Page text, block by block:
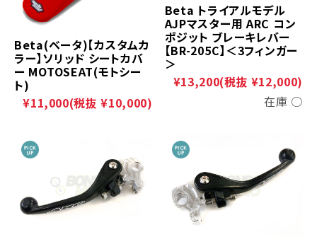
Beta(ベータ)【カスタムカ
ラー】ソリッド シートカバ
ー MOTOSEAT(モトシー
ト)
¥11,000(税抜 ¥10,000)
Beta トライアルモデル
AJPマスター用 ARC コン
ポジット ブレーキレバー
【BR-205C】＜3フィンガー
＞
¥13,200(税抜 ¥12,000)
在庫 ○